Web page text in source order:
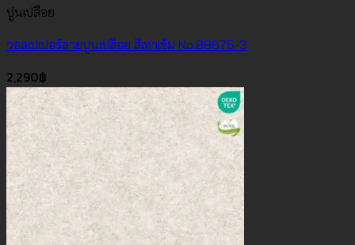
ปูนเปลือย
วอลเปเปอร์ลายปูนเปลือย สีเทาเข้ม No.88675-3
2,290฿